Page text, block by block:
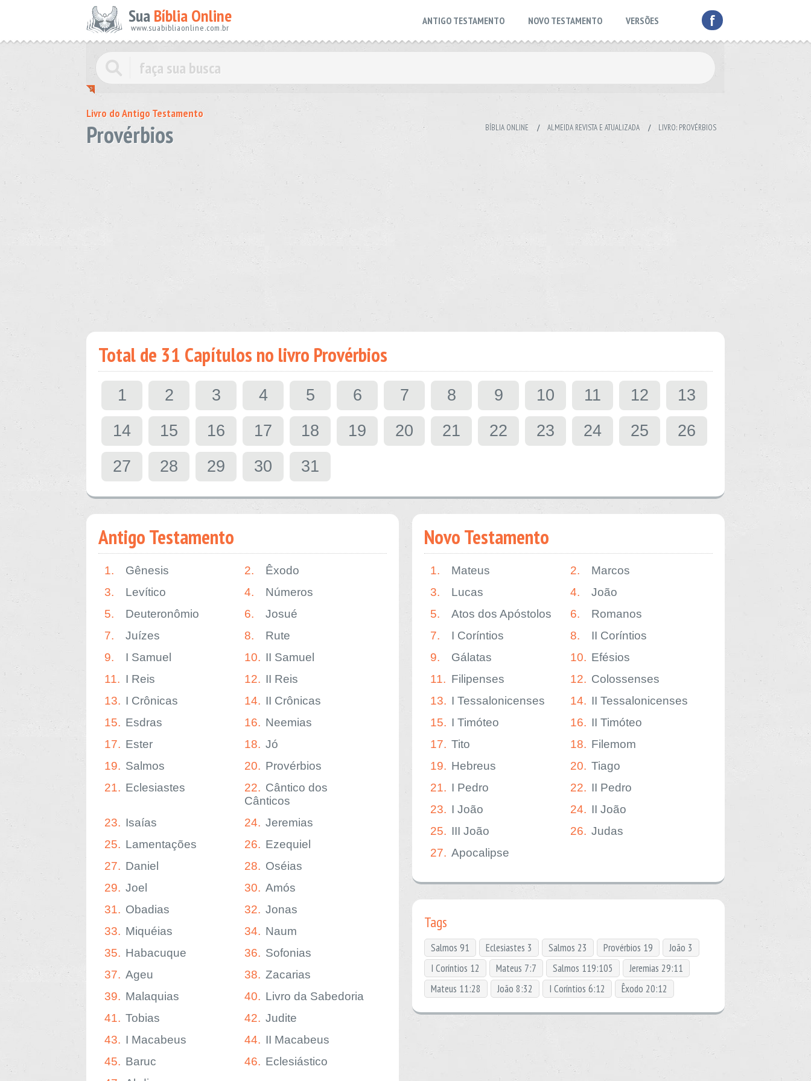
SuaBíblia Online
www.suabibliaonline.com.br f
ANTIGO TESTAMENTO NOVO TESTAMENTO VERSÕES
Livro do Antigo Testamento
Provérbios BÍBLIA ONLINE / ALMEIDA REVISTA E ATUALIZADA / LIVRO: PROVÉRBIOS
Total de 31 Capítulos no livro Provérbios
1 2 3 4 5 6 7 8 9 10 11 12
13
14
15 16 17 18 19 20 21 22 23 24 25
26
27
28 29 30 31
Antigo Testamento
1. Gênesis 2.
Êxodo
3.
Levítico 4.
Números
5.
Deuteronômio 6.
Josué
7.
Juízes 8.
Rute
9.
I Samuel 10. II Samuel
11. I Reis 12. II Reis
13. I Crônicas 14. II Crônicas
15. Esdras 16. Neemias
17. Ester 18. Jó
19. Salmos 20. Provérbios
21. Eclesiastes 22. Cântico dos
Cânticos
23. Isaías 24. Jeremias
25. Lamentações 26. Ezequiel
27. Daniel 28. Oséias
29. Joel 30. Amós
31. Obadias 32. Jonas
33. Miquéias 34. Naum
35. Habacuque 36. Sofonias
37. Ageu 38. Zacarias
39. Malaquias 40. Livro da Sabedoria
41. Tobias 42. Judite
43. I Macabeus 44. II Macabeus
45. Baruc 46. Eclesiástico
Novo Testamento
1. Mateus 2.
Marcos
3.
Lucas 4.
João
5.
Atos dos Apóstolos 6.
Romanos
7.
I Coríntios 8.
II Coríntios
9.
Gálatas 10. Efésios
11. Filipenses 12. Colossenses
13. I Tessalonicenses 14. II Tessalonicenses
15. I Timóteo 16. II Timóteo
17. Tito 18. Filemom
19. Hebreus 20. Tiago
21. I Pedro 22. II Pedro
23. I João 24. II João
25. III João 26. Judas
27. Apocalipse
Tags
Salmos 91 Eclesiastes 3 Salmos 23 Provérbios 19
João 3
I Coríntios 12
Mateus 7:7 Salmos 119:105
Jeremias 29:11
Mateus 11:28
João 8:32 I Coríntios 6:12 Êxodo 20:12